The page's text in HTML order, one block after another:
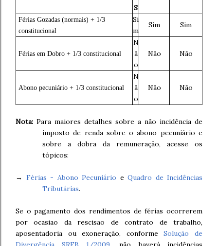
S
Férias Gozadas (normais) + 1/3
constitucional
Si
m
Sim Sim
Férias em Dobro + 1/3 constitucional
N
ã
o
Não Não
Abono pecuniário + 1/3 constitucional
N
ã
o
Não Não
Nota: Para maiores detalhes sobre a não incidência de
imposto de renda sobre o abono pecuniário e
sobre a dobra da remuneração, acesse os
tópicos:
→ Férias - Abono Pecuniário e Quadro de Incidências
Tributárias.
Se o pagamento dos rendimentos de férias ocorrerem
por ocasião da rescisão de contrato de trabalho,
aposentadoria ou exoneração, conformeSolução de